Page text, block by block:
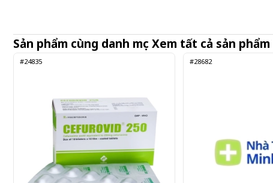
Sản phẩm cùng danh mục Xem tất cả sản phẩm
#24835 #28682